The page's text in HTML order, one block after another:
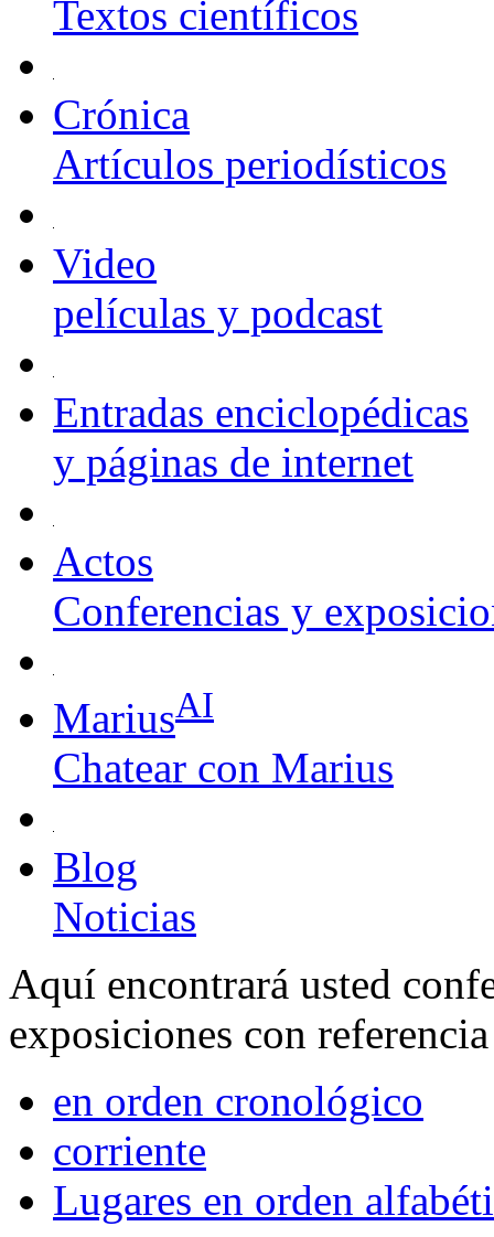
Textos científicos
Crónica
Artículos periodísticos
Video
películas y podcast
Entradas enciclopédicas
y páginas de internet
Actos
Conferencias y
MariusAI
Chatear con Marius
Blog
Noticias
Aquí encontrará usted
exposiciones con
en orden cronológico
corriente
Lugares en orden